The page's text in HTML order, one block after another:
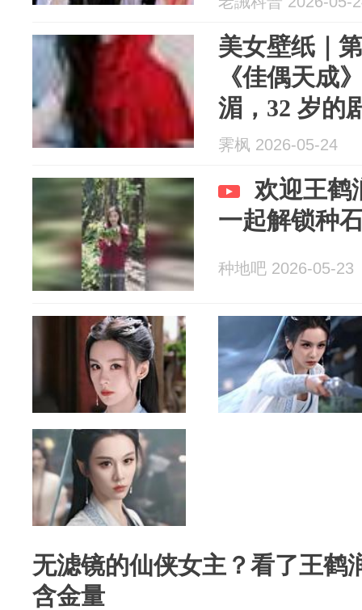
美女壁纸｜
《佳偶天成
湄，32 岁的
霁枫 2026-05-24
欢迎王鹤
一起解锁种
种地吧 2026-05-23
无滤镜的仙侠女主？看了王鹤
含金量